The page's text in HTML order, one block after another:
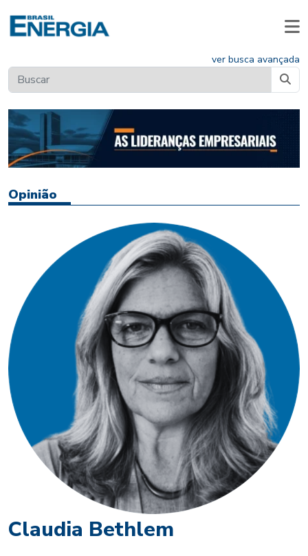
ver busca avançada
Opinião
Claudia Bethlem